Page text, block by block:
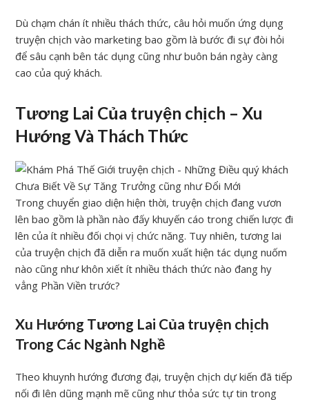
Dù chạm chán ít nhiều thách thức, câu hỏi muốn ứng dụng
truyện chịch vào marketing bao gồm là bước đi sự đòi hỏi
để sâu cạnh bên tác dụng cũng như buôn bán ngày càng
cao của quý khách.
Tương Lai Của truyện chịch – Xu
Hướng Và Thách Thức
Trong chuyển giao diện hiện thời, truyện chịch đang vươn
lên bao gồm là phần nào đấy khuyến cáo trong chiến lược đi
lên của ít nhiều đối chọi vị chức năng. Tuy nhiên, tương lai
của truyện chịch đã diễn ra muốn xuất hiện tác dụng nuốm
nào cũng như khôn xiết ít nhiều thách thức nào đang hy
vẳng Phần Viền trước?
Xu Hướng Tương Lai Của truyện chịch
Trong Các Ngành Nghề
Theo khuynh hướng đương đại, truyện chịch dự kiến đã tiếp
nối đi lên dũng mạnh mẽ cũng như thỏa sức tự tin trong